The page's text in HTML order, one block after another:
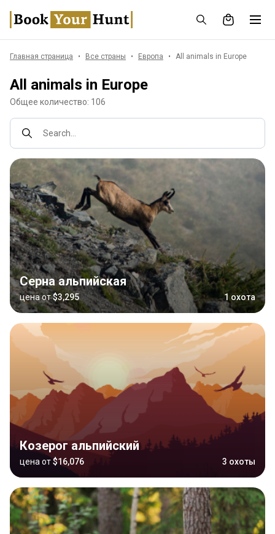
Главная страница Все страны Европа All animals in Europe
All animals in Europe
Общее количество: 106
Search...
Серна альпийская
цена от$3,295 1 охота
Козерог альпийский
цена от$16,076 3 охоты